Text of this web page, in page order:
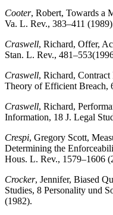
Cooter, Robert, Towards a
Va. L. Rev., 383–411
Craswell, Richard, Offer,
Stan. L. Rev.,
Craswell, Richard, Contract
Theory of Efficient Breach,
Craswell, Richard,
Information, 18 J. Legal
Crespi, Gregory Scott,
Determining the
Hous. L. Rev., 1579–1606
Crocker, Jennifer, Biased
Studies, 8 Personality und
(1982).